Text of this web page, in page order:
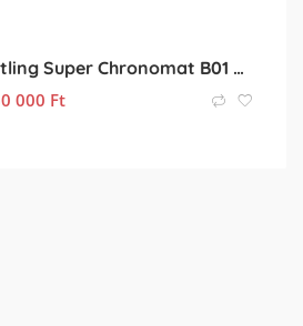
Breitling Super Chronomat B01 Ceramic
000 Ft